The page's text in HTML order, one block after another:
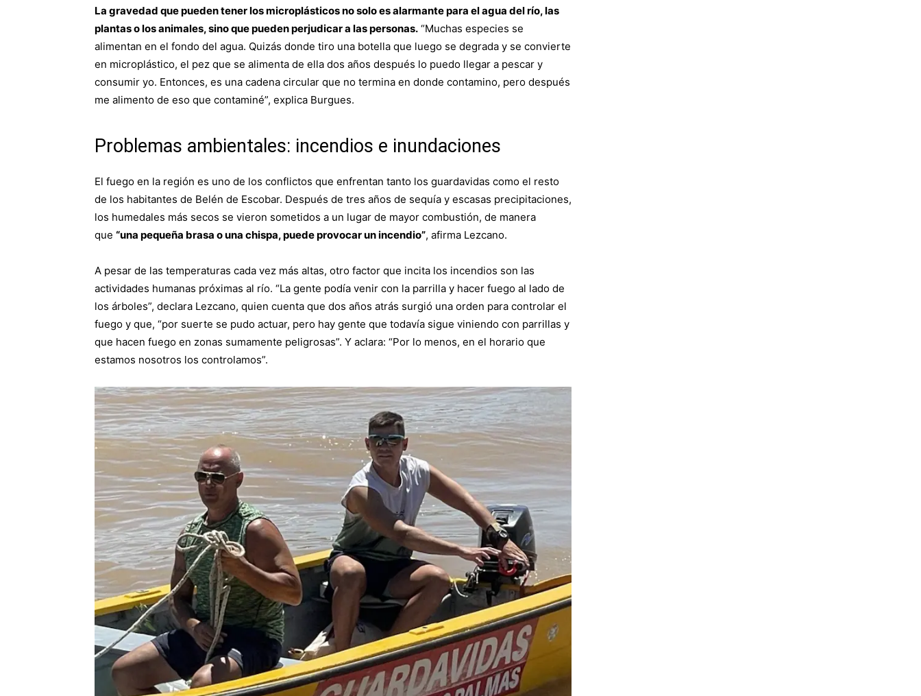
La gravedad que pueden tener los microplásticos no solo es alarmante para el agua del río, las
plantas o los animales, sino que pueden perjudicar a las personas. “Muchas especies se
alimentan en el fondo del agua. Quizás donde tiro una botella que luego se degrada y se convierte
en microplástico, el pez que se alimenta de ella dos años después lo puedo llegar a pescar y
consumir yo. Entonces, es una cadena circular que no termina en donde contamino, pero después
me alimento de eso que contaminé”, explica Burgues.
Problemas ambientales: incendios e inundaciones
El fuego en la región es uno de los conflictos que enfrentan tanto los guardavidas como el resto
de los habitantes de Belén de Escobar. Después de tres años de sequía y escasas precipitaciones,
los humedales más secos se vieron sometidos a un lugar de mayor combustión, de manera
que “una pequeña brasa o una chispa, puede provocar un incendio”, afirma Lezcano.
A pesar de las temperaturas cada vez más altas, otro factor que incita los incendios son las
actividades humanas próximas al río. “La gente podía venir con la parrilla y hacer fuego al lado de
los árboles”, declara Lezcano, quien cuenta que dos años atrás surgió una orden para controlar el
fuego y que, “por suerte se pudo actuar, pero hay gente que todavía sigue viniendo con parrillas y
que hacen fuego en zonas sumamente peligrosas”. Y aclara: “Por lo menos, en el horario que
estamos nosotros los controlamos”.